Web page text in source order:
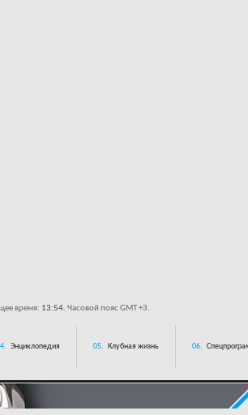
время: 13:54. Часовой пояс GMT +3.
Энциклопедия 05. Клубная жизнь 06.